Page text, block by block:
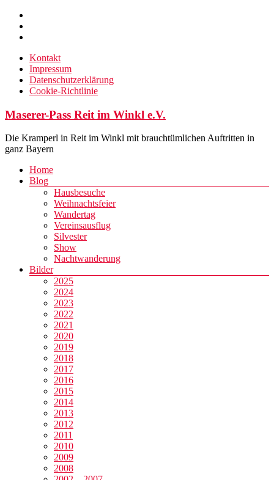
Zum
Inhalt
springen
Kontakt
Impressum
Datenschutzerklärung
Cookie-Richtlinie
Maserer-Pass Reit im Winkl e.V.
Die Kramperl in Reit im Winkl mit brauchtümlichen Auftritten in
ganz Bayern
Menü
Home
Blog
Hausbesuche
Weihnachtsfeier
Wandertag
Vereinsausflug
Silvester
Show
Nachtwanderung
Bilder
2025
2024
2023
2022
2021
2020
2019
2018
2017
2016
2015
2014
2013
2012
2011
2010
2009
2008